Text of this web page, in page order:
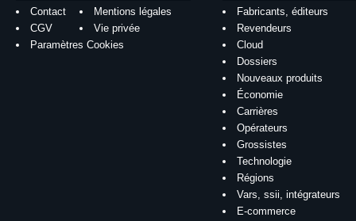
Contact
Mentions légales
CGV
Vie privée
Paramètres Cookies
Fabricants, éditeurs
Revendeurs
Cloud
Dossiers
Nouveaux produits
Économie
Carrières
Opérateurs
Grossistes
Technologie
Régions
Vars, ssii, intégrateurs
E-commerce